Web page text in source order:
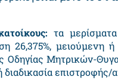
τα
26,375%, μειούμενη ή
Οδηγίας Μητρικών-
διαδικασία επιστροφής/